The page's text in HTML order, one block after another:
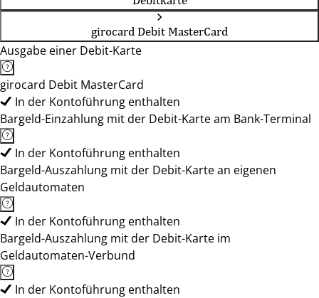
girocard Debit MasterCard
Ausgabe einer Debit-Karte
girocard Debit MasterCard
In der Kontoführung enthalten
Bargeld-Einzahlung mit der Debit-Karte am Bank-Terminal
In der Kontoführung enthalten
Bargeld-Auszahlung mit der Debit-Karte an eigenen
Geldautomaten
In der Kontoführung enthalten
Bargeld-Auszahlung mit der Debit-Karte im
Geldautomaten-Verbund
In der Kontoführung enthalten